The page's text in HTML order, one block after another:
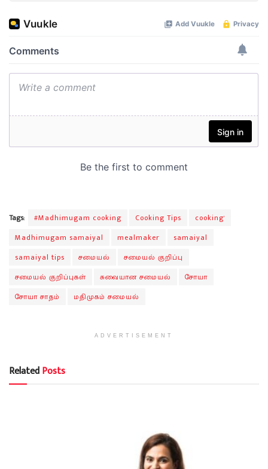
Tags: #Madhimugam cooking Cooking Tips
cooking'
Madhimugam samaiyal
mealmaker
samaiyal
samaiyal tips
சமையல்
சமையல் குறிப்பு
சமையல் குறிப்புகள்
சுவையான சமையல்
சோயா
சோயா சாதம்
மதிமுகம் சமையல்
ADVERTISEMENT
RelatedPosts